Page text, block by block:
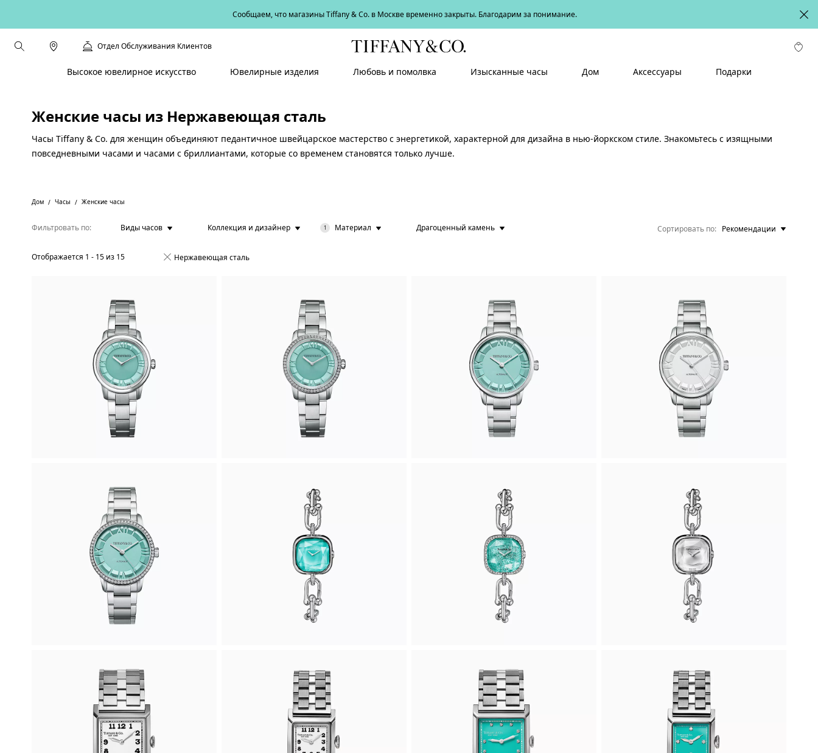
Сообщаем, что магазины Tiffany & Co. в Москве временно закрыты. Благодарим за понимание.
Отдел Обслуживания Клиентов
Высокое ювелирное искусство Ювелирные изделия Любовь и помолвка Изысканные часы Дом Аксессуары Подарки
Женские часы из Нержавеющая сталь
Часы Tiffany & Co. для женщин объединяют педантичное швейцарское мастерство с энергетикой, характерной для дизайна в нью-йоркском стиле. Знакомьтесь с изящными
повседневными часами и часами с бриллиантами, которые со временем становятся только лучше.
Дом Часы Женские часы
Фильтровать по Виды часов Коллекция и дизайнер 1 Материал Драгоценный камень
Отображается 1 - 15 из 15 Нержавеющая сталь
Сортировать по Рекомендации